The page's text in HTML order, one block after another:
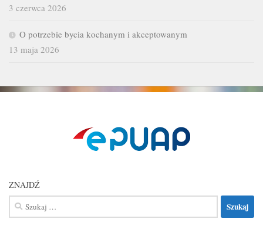
3 czerwca 2026
O potrzebie bycia kochanym i akceptowanym
13 maja 2026
ZNAJDŹ
Szukaj: